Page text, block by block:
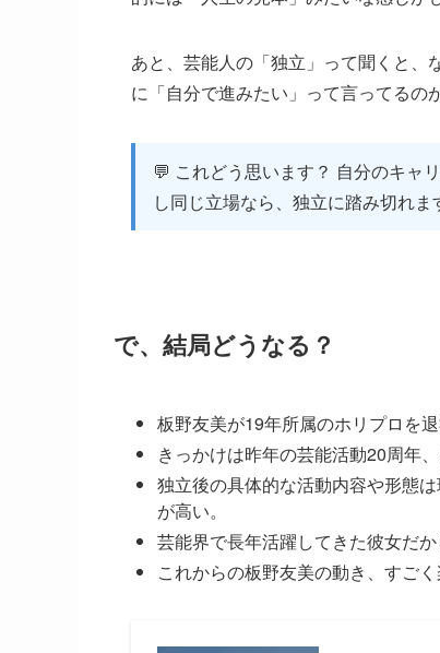
あと、芸能人の「独立」って聞くと
に「自分で進みたい」って言ってるの
💬 これどう思います？ 自分のキャ
し同じ立場なら、独立に踏み切れま
で、結局どうなる？
板野友美が19年所属のホリプロを
きっかけは昨年の芸能活動20周年
独立後の具体的な活動内容や形態
が高い。
芸能界で長年活躍してきた彼女だ
これからの板野友美の動き、すごく